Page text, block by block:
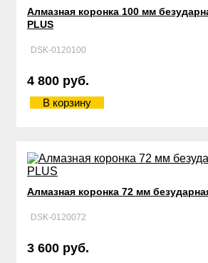
Алмазная коронка 100 мм
PLUS
DSK-0120100
4 800 руб.
В корзину
Алмазная коронка 72 мм
DSK-0120072
3 600 руб.